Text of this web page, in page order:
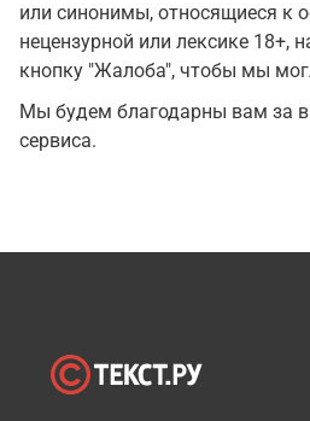
или синонимы, относящиеся к
нецензурной или лексике 18+,
кнопку "Жалоба", чтобы мы
Мы будем благодарны вам за
сервиса.